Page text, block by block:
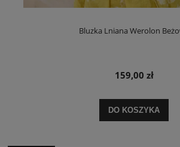
Bluzka Lniana Werolon
159,00 zł
DO KOSZYKA